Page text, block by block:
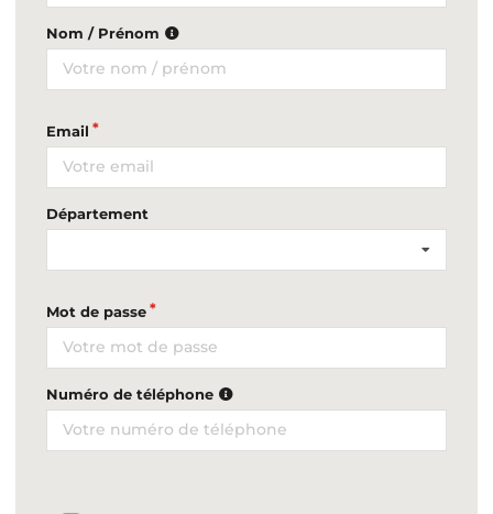
Nom / Prénom
Email
Département
Mot de passe
Numéro de téléphone